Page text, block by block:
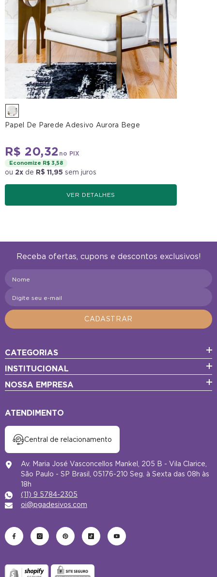
Papel De Parede Adesivo Aurora Bege
R$ 20,32 no PIX
Economize R$ 3,58
ou 2x de R$ 11,95 sem juros
VER DETALHES
Receba ofertas, cupons e descontos exclusivos!
Nome
Digite seu e-mail
CADASTRAR
CATEGORIAS
INSTITUCIONAL
NOSSA EMPRESA
ATENDIMENTO
Central de relacionamento
Av. Maria José Vasconcellos Mankel, 205 B - Vila Clarice,
São Paulo - SP Brasil, 05176-210 Seg. à Sexta das 08h às
18h
(11) 9 5784-2305
oi@pgadesivos.com